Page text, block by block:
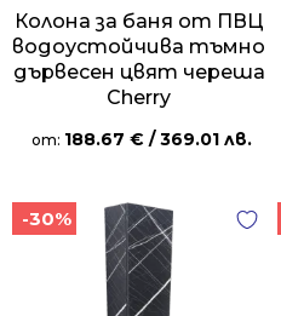
Колона за баня от ПВЦ
водоустойчива тъмно
дървесен цвят череша
Cherry
от: 188.67 € / 369.01 лв.
-30%